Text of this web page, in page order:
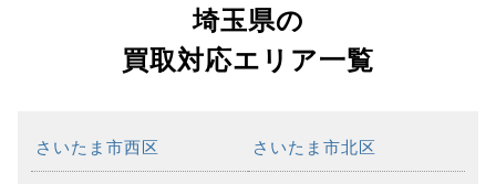
埼玉県の
買取対応エリア一覧
さいたま市西区 さいたま市北区